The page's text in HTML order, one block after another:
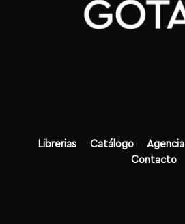
Librerias CatálogoAgencia
Contacto